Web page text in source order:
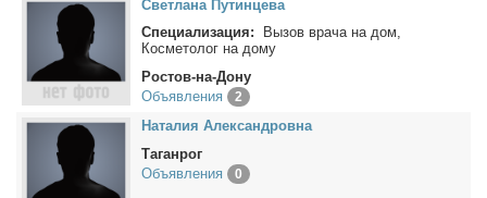
Свет­ла­на Пу­тин­це­ва
Специализация: Вызов врача на дом,
Косметолог на дому
Ростов-на-Дону
Объявления
2
На­та­лия Алек­сан­дров­на
Таганрог
Объявления
0